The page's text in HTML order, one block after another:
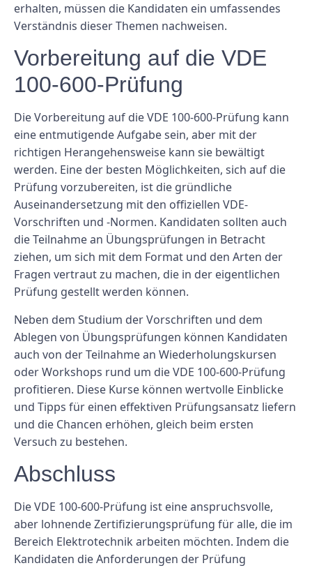
erhalten, müssen die Kandidaten ein umfassendes
Verständnis dieser Themen nachweisen.
Vorbereitung auf die VDE
100-600-Prüfung
Die Vorbereitung auf die VDE 100-600-Prüfung kann
eine entmutigende Aufgabe sein, aber mit der
richtigen Herangehensweise kann sie bewältigt
werden. Eine der besten Möglichkeiten, sich auf die
Prüfung vorzubereiten, ist die gründliche
Auseinandersetzung mit den offiziellen VDE-
Vorschriften und -Normen. Kandidaten sollten auch
die Teilnahme an Übungsprüfungen in Betracht
ziehen, um sich mit dem Format und den Arten der
Fragen vertraut zu machen, die in der eigentlichen
Prüfung gestellt werden können.
Neben dem Studium der Vorschriften und dem
Ablegen von Übungsprüfungen können Kandidaten
auch von der Teilnahme an Wiederholungskursen
oder Workshops rund um die VDE 100-600-Prüfung
profitieren. Diese Kurse können wertvolle Einblicke
und Tipps für einen effektiven Prüfungsansatz liefern
und die Chancen erhöhen, gleich beim ersten
Versuch zu bestehen.
Abschluss
Die VDE 100-600-Prüfung ist eine anspruchsvolle,
aber lohnende Zertifizierungsprüfung für alle, die im
Bereich Elektrotechnik arbeiten möchten. Indem die
Kandidaten die Anforderungen der Prüfung